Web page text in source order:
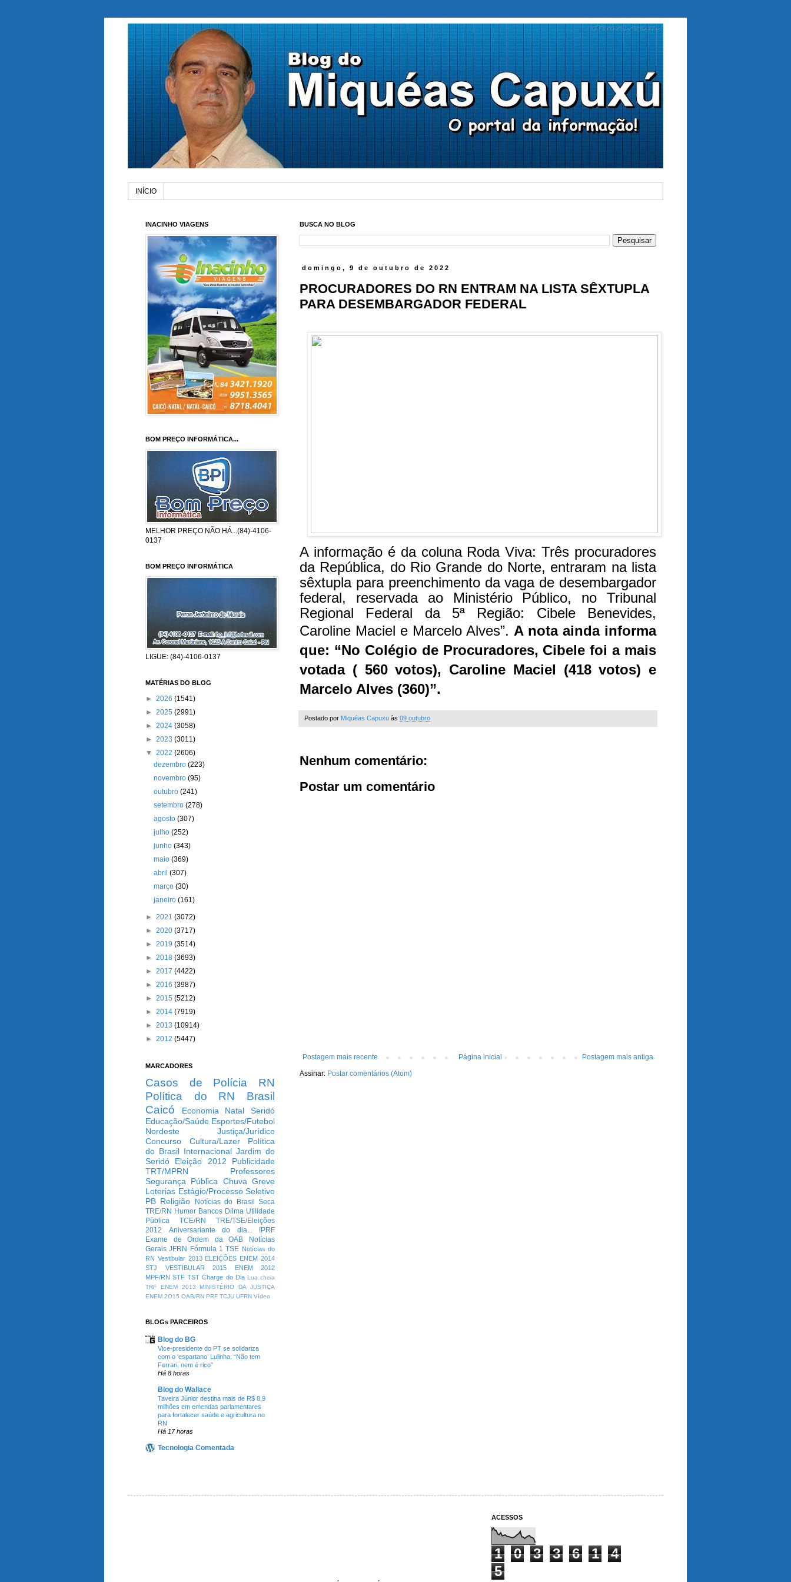
INÍCIO
BUSCA NO BLOG
domingo, 9 de outubro de 2022
PROCURADORES DO RN ENTRAM NA LISTA SÊXTUPLA
PARA DESEMBARGADOR FEDERAL
A informação é da coluna Roda Viva: Três procuradores
da República, do Rio Grande do Norte, entraram na lista
sêxtupla para preenchimento da vaga de desembargador
federal, reservada ao Ministério Público, no Tribunal
Regional Federal da 5ª Região: Cibele Benevides,
Caroline Maciel e Marcelo Alves”. A nota ainda informa
que: “No Colégio de Procuradores, Cibele foi a mais
votada ( 560 votos), Caroline Maciel (418 votos) e
Marcelo Alves (360)”.
Postado por Miquéas Capuxu às 09 outubro
Nenhum comentário:
Postar um comentário
Postagem mais recente Postagem mais antiga
Página inicial
Assinar: Postar comentários (Atom)
INACINHO VIAGENS
BOM PREÇO INFORMÁTICA...
MELHOR PREÇO NÃO HÁ...(84)-4106-
0137
BOM PREÇO INFORMÁTICA
LIGUE: (84)-4106-0137
MATÉRIAS DO BLOG
► 2026 (1541)
► 2025 (2991)
► 2024 (3058)
► 2023 (3011)
▼ 2022 (2606)
dezembro(223)
novembro(95)
outubro(241)
setembro(278)
agosto(307)
julho(252)
junho(343)
maio(369)
abril(307)
março(30)
janeiro(161)
► 2021 (3072)
► 2020 (3717)
► 2019 (3514)
► 2018 (3693)
► 2017 (4422)
► 2016 (3987)
► 2015 (5212)
► 2014 (7919)
► 2013 (10914)
► 2012 (5447)
MARCADORES
Casos de Polícia
RN
Política do RN
Brasil
Caicó
Economia Natal
Seridó
Educação/Saúde Esportes/Futebol
Nordeste
Justiça/Jurídico
Concurso
Cultura/Lazer
Política
do Brasil Internacional Jardim do
Seridó
Eleição 2012
Publicidade
TRT/MPRN
Professores
Segurança Pública Chuva Greve
Loterias Estágio/Processo Seletivo
PB Religião Notícias do Brasil
Seca
TRE/RN Humor Bancos Dilma Utilidade
Pública
TCE/RN
TRE/TSE/Eleições
2012
Aniversariante do dia...
IPRF
Exame de Ordem da OAB
Notícias
Gerais JFRN Fórmula 1 TSE Notícias do
RN Vestibular 2013 ELEIÇÕES ENEM 2014
STJ
VESTIBULAR 2015
ENEM 2012
MPF/RN STF TST Charge do Dia Lua cheia
TRF
ENEM 2013
MINISTÉRIO DA JUSTIÇA
ENEM 2O15 OAB/RN PRF TCJU UFRN Vídeo
BLOGs PARCEIROS
Blog do BG
Vice-presidente do PT se solidariza
com o ‘espartano’ Lulinha: “Não tem
Ferrari, nem é rico”
Há 8 horas
Blog do Wallace
Taveira Júnior destina mais de R$ 8,9
milhões em emendas parlamentares
para fortalecer saúde e agricultura no
RN
Há 17 horas
Tecnologia Comentada
ACESSOS
1 0 3 3 6 1
4
5